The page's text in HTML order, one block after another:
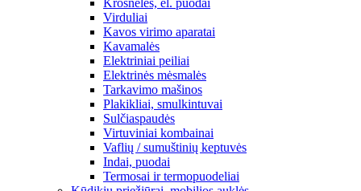
Krosnelės, el. puodai
Virduliai
Kavos virimo aparatai
Kavamalės
Elektriniai peiliai
Elektrinės mėsmalės
Tarkavimo mašinos
Plakikliai, smulkintuvai
Sulčiaspaudės
Virtuviniai kombainai
Vaflių / sumuštinių keptuvės
Indai, puodai
Termosai ir termopuodeliai